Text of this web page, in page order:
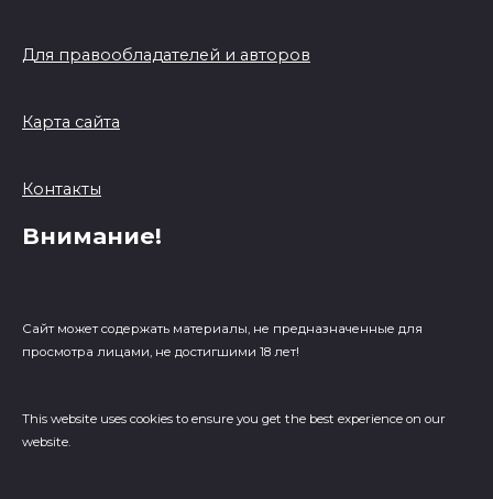
Для правообладателей и авторов
Карта сайта
Контакты
Внимание!
Сайт может содержать материалы, не предназначенные для
просмотра лицами, не достигшими 18 лет!
This website uses cookies to ensure you get the best experience on our
website.